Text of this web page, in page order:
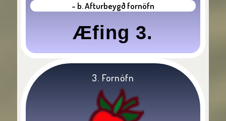
- b. Afturbeygð fornöfn
Æfing 3.
3. Fornöfn